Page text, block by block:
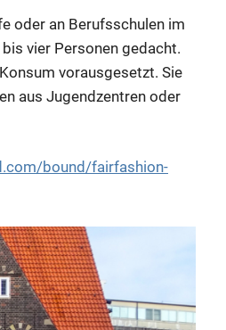
oder an Berufsschulen im
vier Personen gedacht.
vorausgesetzt. Sie
aus Jugendzentren oder
bound/fairfashion-